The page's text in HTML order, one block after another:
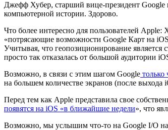
Джефф Хубер, старший вице-президент
компьютерной истории. Здорово.
Что более интересно для пользователей
«потрясающие возможности Google Карт на
Учитывая, что геопозиционирование
просто так отказалась от большой аудитории
Возможно, в связи с этим шагом Google только
на большем количестве экранов (после
Перед тем как Apple представила свое
появятся на iOS «в ближайшие недели», что
Возможно, мы услышим что-то на Google I/O